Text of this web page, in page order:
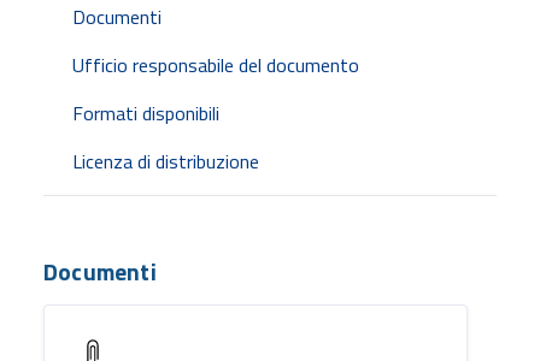
Documenti
Ufficio responsabile del documento
Formati disponibili
Licenza di distribuzione
Documenti